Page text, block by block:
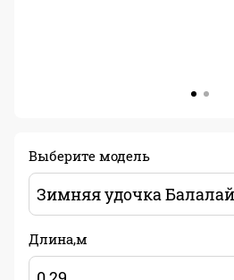
Выберите модель
Длина,м